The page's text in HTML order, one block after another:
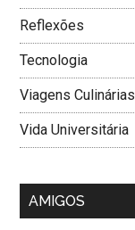
Reflexões
Tecnologia
Viagens Culinárias
Vida Universitária
AMIGOS